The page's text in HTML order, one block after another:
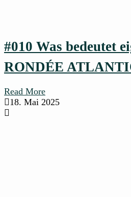
#010 Was bedeutet
RONDÉE
Read More
18. Mai 2025